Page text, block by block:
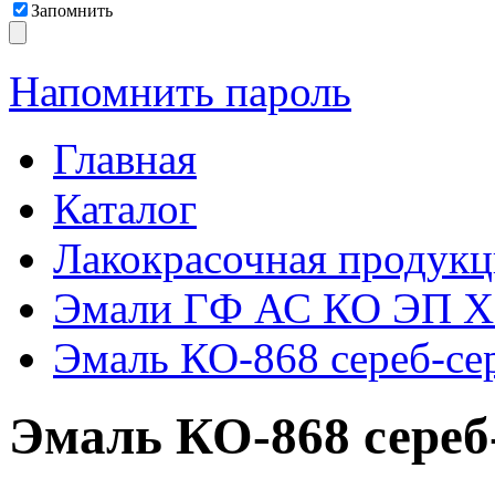
Запомнить
Напомнить пароль
Главная
Каталог
Лакокрасочная
Эмали ГФ АС КО ЭП
Эмаль КО-868 сереб-
Эмаль КО-868